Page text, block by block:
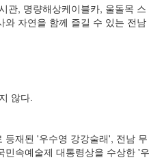
관, 명량해상케이블카, 울돌목 스
와 자연을 함께 즐길 수 있는 전남
않다.
등재된 '우수영 강강술래', 전남 무
속예술제 대통령상을 수상한 '우